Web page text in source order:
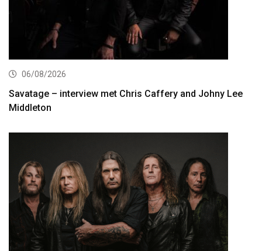
06/08/2026
Savatage – interview met Chris Caffery and Johny Lee
Middleton